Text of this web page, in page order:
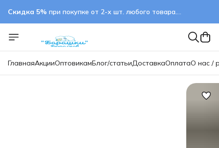
Скидка 5% при покупке от 2-х шт. любого товара.
ГлавнаяАкцииОптовикамБлог/статьиДоставкаОплатаО нас /